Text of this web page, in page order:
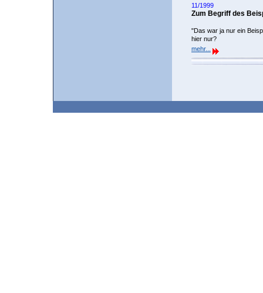
11/1999
Zum Begriff des
"Das war ja nur ein
hier nur?
mehr...